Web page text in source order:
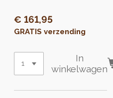
€ 161,95
GRATIS verzending
In
winkelwagen